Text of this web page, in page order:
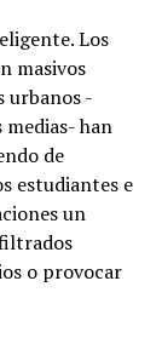
Los
masivos
urbanos -
medias- han
de
estudiantes e
un
o provocar